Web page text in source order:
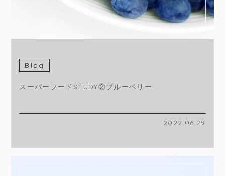
Blog
スーパーフードSTUDY②ブルーベリー
2022.06.29